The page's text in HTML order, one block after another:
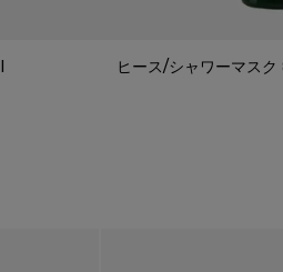
ヒース/シャワーマスク